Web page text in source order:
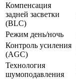
Компенсация
задней засветки
(BLC)
Режим день/ночь
Контроль усиления
(AGC)
Технология
шумоподавления